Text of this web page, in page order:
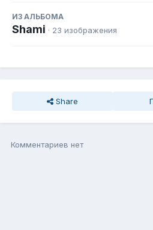
ИЗ АЛЬБОМА
Shami · 23 изображения
Share
Комментариев нет